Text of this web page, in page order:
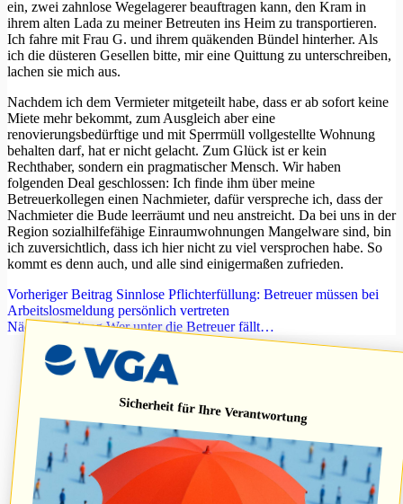
ein, zwei zahnlose Wegelagerer beauftragen kann, den Kram in
ihrem alten Lada zu meiner Betreuten ins Heim zu transportieren.
Ich fahre mit Frau G. und ihrem quäkenden Bündel hinterher. Als
ich die düsteren Gesellen bitte, mir eine Quittung zu unterschreiben,
lachen sie mich aus.
Nachdem ich dem Vermieter mitgeteilt habe, dass er ab sofort keine
Miete mehr bekommt, zum Ausgleich aber eine
renovierungsbedürftige und mit Sperrmüll vollgestellte Wohnung
behalten darf, hat er nicht gelacht. Zum Glück ist er kein
Rechthaber, sondern ein pragmatischer Mensch. Wir haben
folgenden Deal geschlossen: Ich finde ihm über meine
Betreuerkollegen einen Nachmieter, dafür verspreche ich, dass der
Nachmieter die Bude leerräumt und neu anstreicht. Da bei uns in der
Region sozialhilfefähige Einraumwohnungen Mangelware sind, bin
ich zuversichtlich, dass ich hier nicht zu viel versprochen habe. So
kommt es denn auch, und alle sind einigermaßen zufrieden.
VorherigerBeitrag Sinnlose Pflichterfüllung: Betreuer müssen bei
Arbeitslosmeldung persönlich vertreten
NächsterBeitrag Wer unter die Betreuer fällt…
Sicherheit für Ihre Verantwortung